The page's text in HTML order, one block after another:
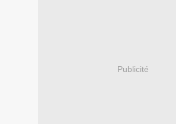
Publicité